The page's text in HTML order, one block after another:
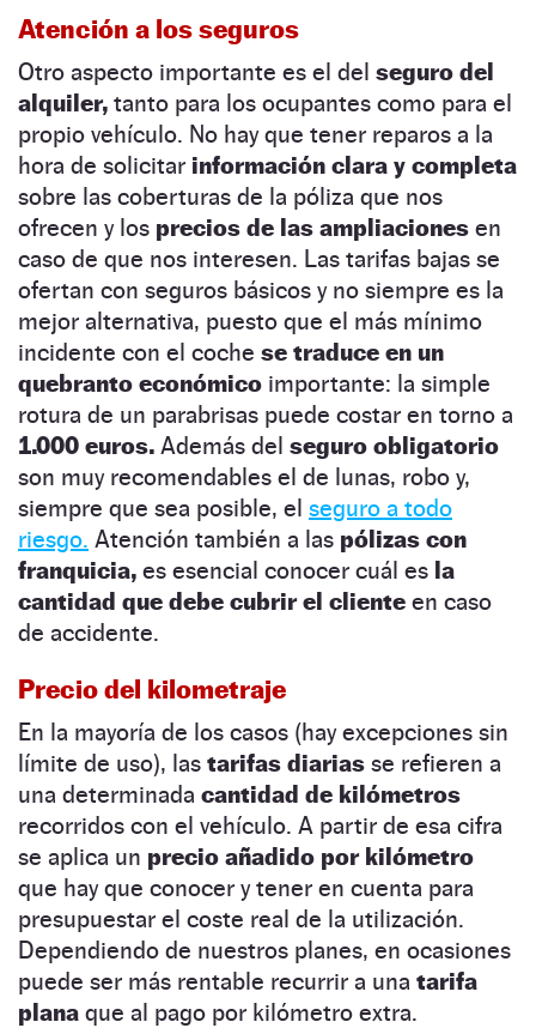
Atención a los seguros
Otro aspecto importante es el del seguro del
alquiler, tanto para los ocupantes como para el
propio vehículo. No hay que tener reparos a la
hora de solicitar información clara y completa
sobre las coberturas de la póliza que nos
ofrecen y los precios de las ampliaciones en
caso de que nos interesen. Las tarifas bajas se
ofertan con seguros básicos y no siempre es la
mejor alternativa, puesto que el más mínimo
incidente con el coche se traduce en un
quebranto económico importante: la simple
rotura de un parabrisas puede costar en torno a
1.000 euros. Además del seguro obligatorio
son muy recomendables el de lunas, robo y,
siempre que sea posible, el seguro a todo
riesgo. Atención también a las pólizas con
franquicia, es esencial conocer cuál es la
cantidad que debe cubrir el cliente en caso
de accidente.
Precio del kilometraje
En la mayoría de los casos (hay excepciones sin
límite de uso), las tarifas diarias se refieren a
una determinada cantidad de kilómetros
recorridos con el vehículo. A partir de esa cifra
se aplica un precio añadido por kilómetro
que hay que conocer y tener en cuenta para
presupuestar el coste real de la utilización.
Dependiendo de nuestros planes, en ocasiones
puede ser más rentable recurrir a una tarifa
plana que al pago por kilómetro extra.